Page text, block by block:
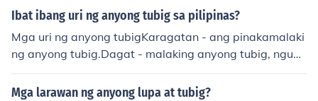
Ibat ibang uri ng anyong tubig sa pilipinas?
Mga uri ng anyong tubigKaragatan - ang pinakamalaki
ng anyong tubig.Dagat - malaking anyong tubig, ngunit
mas maliit sa karagatanIlog - isang mahaba at makipo
t na anyong tubig na umaagos patungong dagat. nagm
Mga larawan ng anyong lupa at tubig?